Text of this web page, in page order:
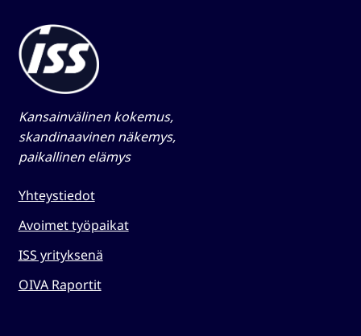
Kansainvälinen kokemus,
skandinaavinen näkemys,
paikallinen elämys​
Yhteystiedot
Avoimet työpaikat
ISS yrityksenä
OIVA Raportit